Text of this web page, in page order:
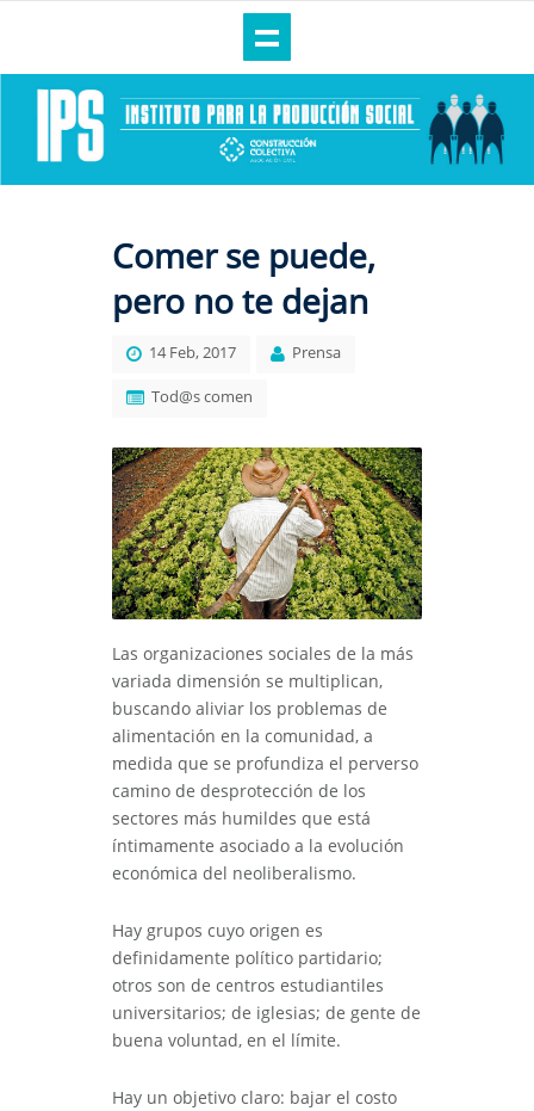
Comer se puede,
pero no te dejan
14 Feb, 2017 Prensa
Tod@s comen
Las organizaciones sociales de la más
variada dimensión se multiplican,
buscando aliviar los problemas de
alimentación en la comunidad, a
medida que se profundiza el perverso
camino de desprotección de los
sectores más humildes que está
íntimamente asociado a la evolución
económica del neoliberalismo.
Hay grupos cuyo origen es
definidamente político partidario;
otros son de centros estudiantiles
universitarios; de iglesias; de gente de
buena voluntad, en el límite.
Hay un objetivo claro: bajar el costo